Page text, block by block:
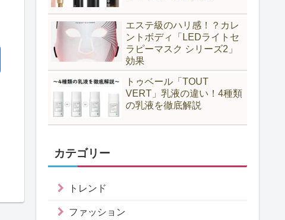
エステ級のハリ感！？カレ
ントボディ「LEDライトセ
ラピーマスク シリーズ2」
効果
トゥベール「TOUT
VERT」乳液の違い！4種類
の乳液を徹底解説
カテゴリー
トレンド
ファッション